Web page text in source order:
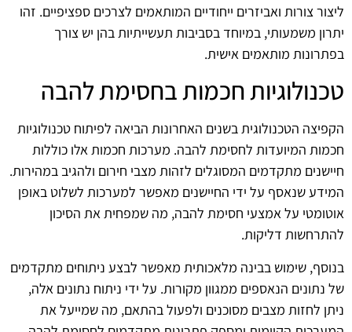
ליצור צורות ואביזרים ייחודיים המותאמים לצרכים ספציפיים. זהו
יתרון משמעותי, במיוחד בסביבות תעשייתיות בהן יש צורך
בפתרונות מותאמים אישית.
טכנולוגיות חכמות בחסימת להבה
הקפיצה הטכנולוגית בשנים האחרונות הביאה לפיתוח טכנולוגיות
חכמות המיועדות לחסימת להבה. מערכות חכמות אלו כוללות
חיישנים מתקדמים המסוגלים לזהות מצבי חירום ולהגיב במהירות.
המידע שנאסף על ידי החיישנים מאפשר למערכות לשלוט באופן
אוטומטי על אמצעי חסימת להבה, מה שמפחית את הסיכון
להתרחשות דליקות.
בנוסף, שימוש בבינה מלאכותית מאפשר לבצע ניתוחים מתקדמים
של נתונים הנאספים ממגוון מקורות. על ידי ניתוח נתונים אלה,
ניתן לחזות מצבים מסוכנים ולפעול בהתאם, מה שמייעל את